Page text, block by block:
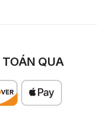
QUA